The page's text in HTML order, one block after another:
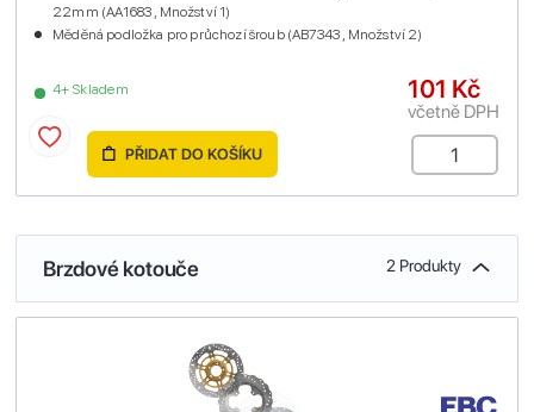
4+ Skladem
22mm (AA1683 , Množství 1)
Měděná podložka pro průchozí šroub (AB7343 , Množství 2)
101 Kč
včetně DPH
PŘIDAT DO KOŠÍKU
Brzdové kotouče 2 Produkty